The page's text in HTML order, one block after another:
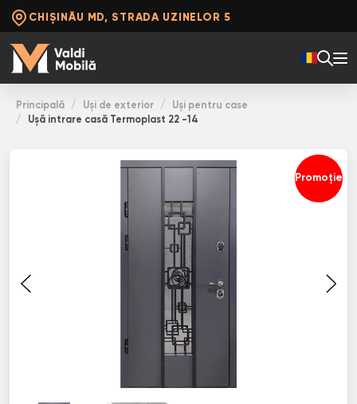
CHIȘINĂU MD, STRADA UZINELOR 5
Principală Uși de exterior
Uși pentru case
Ușă intrare casă Termoplast 22 -14
Promoție